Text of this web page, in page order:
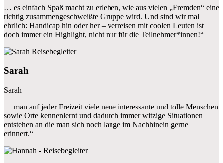
… es einfach Spaß macht zu erleben, wie aus vielen „Fremden“ eine
richtig zusammengeschweißte Gruppe wird. Und sind wir mal
ehrlich: Handicap hin oder her – verreisen mit coolen Leuten ist
doch immer ein Highlight, nicht nur für die Teilnehmer*innen!“
Sarah
Sarah
… man auf jeder Freizeit viele neue interessante und tolle Menschen
sowie Orte kennenlernt und dadurch immer witzige Situationen
entstehen an die man sich noch lange im Nachhinein gerne
erinnert.“